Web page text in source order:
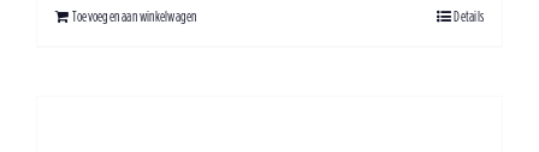
Toevoegen aan winkelwagen Details